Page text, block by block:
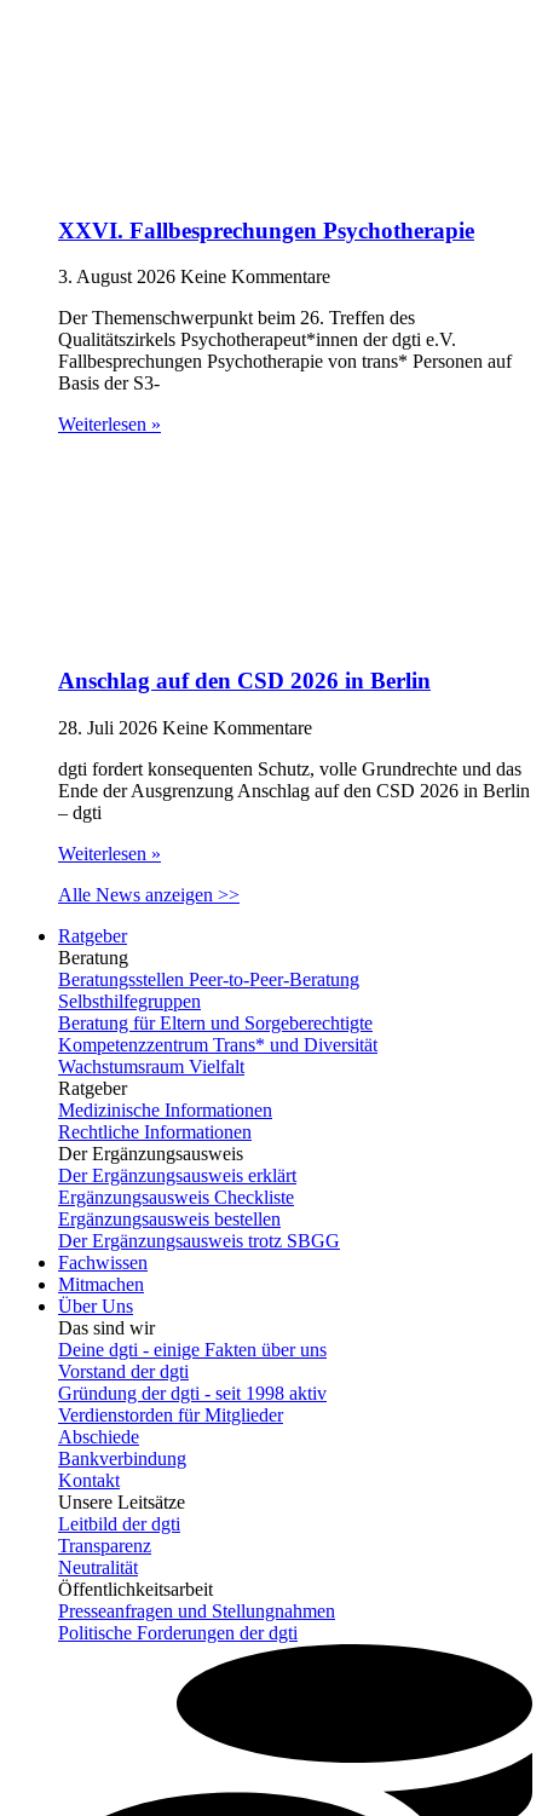
XXVI. Fallbesprechungen Psychotherapie
3. August 2026 Keine Kommentare
Der Themenschwerpunkt beim 26. Treffen des
Qualitätszirkels Psychotherapeut*innen der dgti e.V.
Fallbesprechungen Psychotherapie von trans* Personen auf
Basis der S3-
Weiterlesen »
Anschlag auf den CSD 2026 in Berlin
28. Juli 2026 Keine Kommentare
dgti fordert konsequenten Schutz, volle Grundrechte und das
Ende der Ausgrenzung Anschlag auf den CSD 2026 in Berlin
– dgti
Weiterlesen »
Alle News anzeigen >>
Ratgeber
Beratung
Beratungsstellen Peer-to-Peer-Beratung
Selbsthilfegruppen
Beratung für Eltern und Sorgeberechtigte
Kompetenzzentrum Trans* und Diversität
Wachstumsraum Vielfalt
Ratgeber
Medizinische Informationen
Rechtliche Informationen
Der Ergänzungsausweis
Der Ergänzungsausweis erklärt
Ergänzungsausweis Checkliste
Ergänzungsausweis bestellen
Der Ergänzungsausweis trotz SBGG
Fachwissen
Mitmachen
Über Uns
Das sind wir
Deine dgti - einige Fakten über uns
Vorstand der dgti
Gründung der dgti - seit 1998 aktiv
Verdienstorden für Mitglieder
Abschiede
Bankverbindung
Kontakt
Unsere Leitsätze
Leitbild der dgti
Transparenz
Neutralität
Öffentlichkeitsarbeit
Presseanfragen und Stellungnahmen
Politische Forderungen der dgti